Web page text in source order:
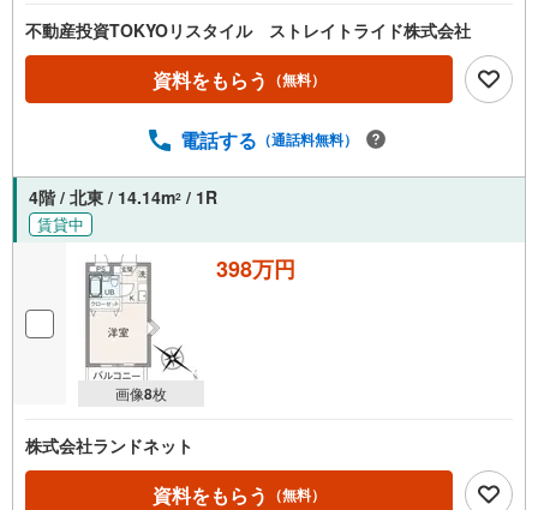
不動産投資TOKYOリスタイル ストレイトライド株式会社
資料をもらう （無料）
電話する （通話料無料）
4階 / 北東 / 14.14m2 / 1R
賃貸中
画像8枚
398万円
株式会社ランドネット
資料をもらう （無料）